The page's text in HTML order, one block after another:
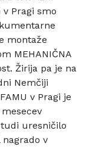
Pragi smo
montaže
MEHANIČNA
Žirija pa je na
Nemčiji
v Pragi je
tudi uresničilo
v